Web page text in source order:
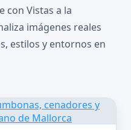
con Vistas a la
imágenes reales
estilos y entornos en